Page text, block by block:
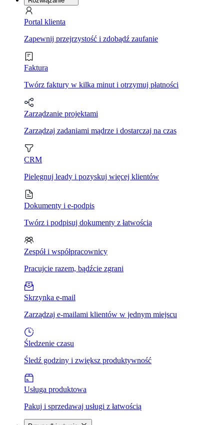
Portal klienta
Zapewnij przejrzystość i zdobądź zaufanie
Faktura
Twórz faktury w kilka minut i otrzymuj płatności
Zarządzanie projektami
Zarządzaj zadaniami mądrze i dostarczaj na czas
CRM
Pielęgnuj leady i pozyskuj więcej klientów
Dokumenty i e-podpis
Twórz i podpisuj dokumenty z łatwością
Zespół i współpracownicy
Pracujcie razem, bądźcie zgrani
Skrzynka e-mail
Zarządzaj e-mailami klientów w jednym miejscu
Śledzenie czasu
Śledź godziny i zwiększ produktywność
Usługa produktowa
Pakuj i sprzedawaj usługi z łatwością